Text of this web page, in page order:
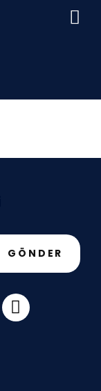
GÖNDER